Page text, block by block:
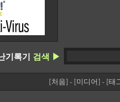
기록기 검색 ▶
[처음] - [미디어] - [태